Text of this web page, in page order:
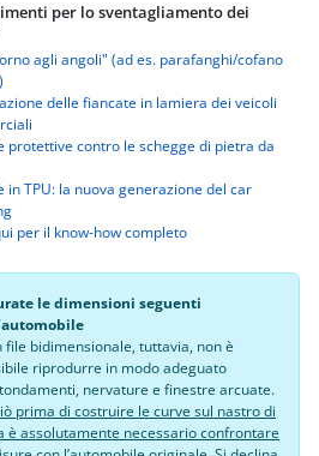
per lo sventagliamento dei
agli angoli" (ad es. parafanghi/cofano
delle fiancate in lamiera dei veicoli
protettive contro le schegge di pietra da
in TPU: la nuova generazione del car
per il know-how completo
le dimensioni seguenti
file bidimensionale, tuttavia, non è
riprodurre in modo adeguato
nervature e finestre arcuate.
prima di costruire le curve sul nastro di
è assolutamente necessario confrontare